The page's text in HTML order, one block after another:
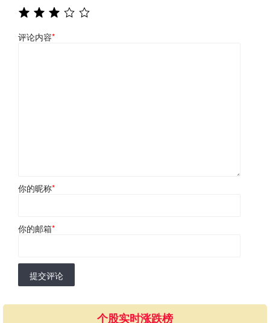
评论内容*
你的昵称*
你的邮箱*
提交评论
个股实时涨跌榜